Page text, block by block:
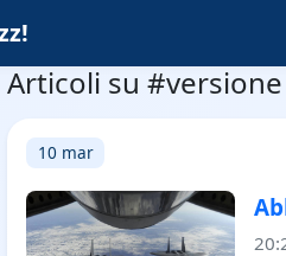
Articoli su #versione
10 mar